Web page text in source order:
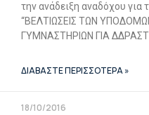
την ανάδειξη αναδόχου για
“ΒΕΛΤΙΩΣΕΙΣ ΤΩΝ
ΓΥΜΝΑΣΤΗΡΙΩΝ ΓΙΑ
ΔΙΑΒΑΣΤΕ ΠΕΡΙΣΣΟΤΕΡΑ »
18/10/2016